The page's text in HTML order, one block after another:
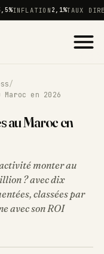
INFLATION2,1%TAUX
/
en 2026
au Maroc en
monter au
? avec dix
classées par
avec son ROI